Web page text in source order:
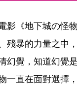
影《地下城の怪物
殘暴的力量之中，
幻覺，知道幻覺是
一直在面對選擇，